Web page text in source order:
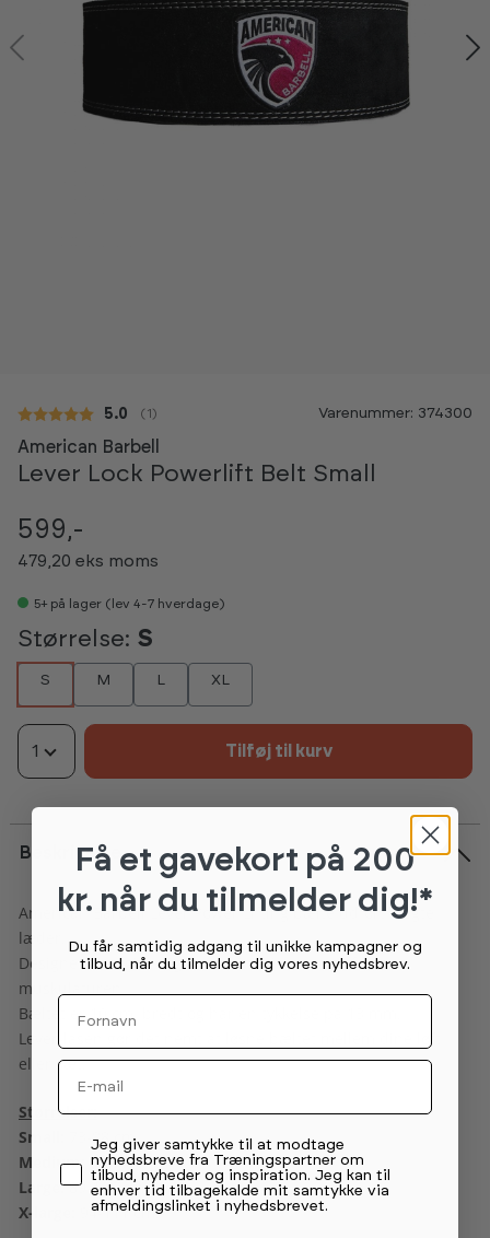
Gennemsnitlig vurdering:
5.0 ( stemmer:
1 ) Varenummer: 374300
American Barbell
Lever Lock Powerlift Belt Small
599,-
479,20 eks moms
5+ på lager (lev 4-7 hverdage)
Størrelse: S
S M L XL
1 Tilføj til kurv
Beskrivelse
American Barbell Lever Power Lifting bælte udført i ægte
læder.
Designet til at give dig den ultimative støtte af core
muskulaturen.
Bæltet er 10 cm. bredt og har en tykkelse på 13 mm.
Lever-låsen gør det nemt at løsne bæltet mellem dine løft
eller sæt.
Størrelser:
Small:
73-88 cm.
Medium: 84-99 cm.
Large:89-106 cm.
X-large:
94-111 cm.
Få et gavekort på 200
kr. når du tilmelder dig!*
Du får samtidig adgang til unikke kampagner og
tilbud, når du tilmelder dig vores nyhedsbrev.
Fornavn
Email
Permission tekst
Jeg giver samtykke til at modtage
nyhedsbreve fra Træningspartner om
tilbud, nyheder og inspiration. Jeg kan til
enhver tid tilbagekalde mit samtykke via
afmeldingslinket i nyhedsbrevet.